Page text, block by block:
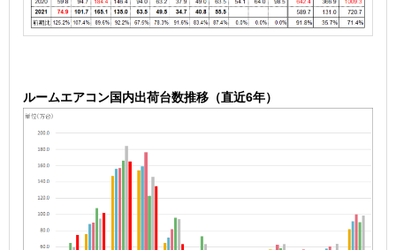
ルームエアコン国内出荷台数推移（直近6年）